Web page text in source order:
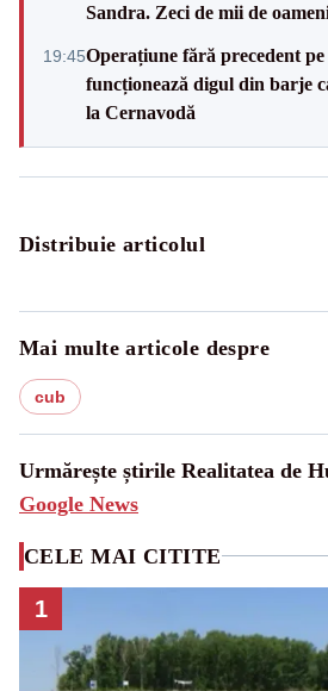
Sandra. Zeci de mii de
19:45Operațiune fără precedent
funcționează digul din barje
la Cernavodă
Distribuie articolul
Mai multe articole despre
cub
Urmărește știrile Realitatea de
Google News
CELE MAI CITITE
1